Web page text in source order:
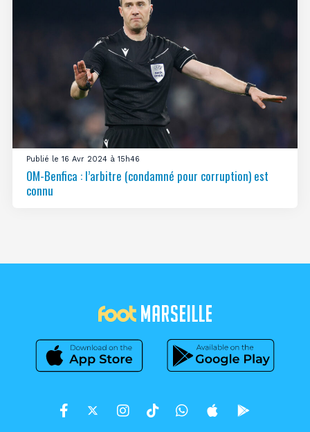
Publié le 16 Avr 2024 à 15h46
OM-Benfica : l’arbitre (condamné pour corruption) est
connu